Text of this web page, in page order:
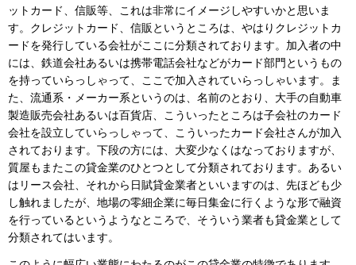
ットカード、信販等、これは非常にイメージしやすいかと思いま
す。クレジットカード、信販というところは、やはりクレジットカ
ードを発行している会社がここに分類されております。加入者の中
には、鉄道会社あるいは携帯電話会社などがカード部門というもの
を持っていらっしゃって、ここで加入されていらっしゃいます。ま
た、流通系・メーカー系というのは、名前のとおり、大手の自動車
製造販売会社あるいは百貨店、こういったところは子会社のカード
会社を設立していらっしゃって、こういったカード会社さんが加入
されております。下段の方には、大変少なくはなっておりますが、
質屋もまたこの貸金業のひとつとして分類されております。あるい
はリース会社、それから日賦貸金業者といいますのは、先ほども少
し触れましたが、地場の零細企業に毎日集金に行くような形で融資
を行っているというようなところで、そういう業者も貸金業として
分類されてはいます。